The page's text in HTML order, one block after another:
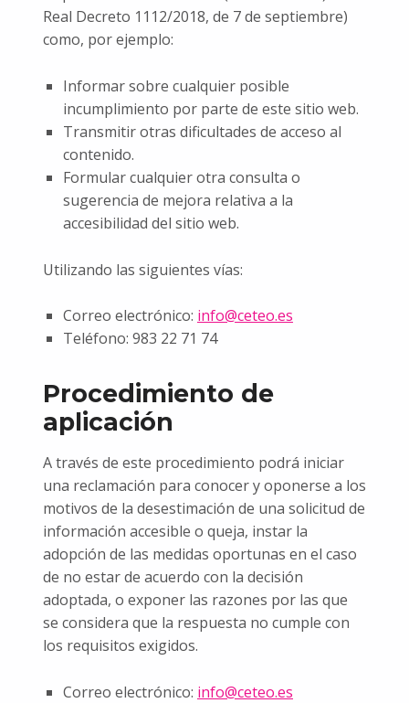
Real Decreto 1112/2018, de 7 de septiembre)
como, por ejemplo:
Informar sobre cualquier posible
incumplimiento por parte de este sitio web.
Transmitir otras dificultades de acceso al
contenido.
Formular cualquier otra consulta o
sugerencia de mejora relativa a la
accesibilidad del sitio web.
Utilizando las siguientes vías:
Correo electrónico: info@ceteo.es
Teléfono: 983 22 71 74
Procedimiento de
aplicación
A través de este procedimiento podrá iniciar
una reclamación para conocer y oponerse a los
motivos de la desestimación de una solicitud de
información accesible o queja, instar la
adopción de las medidas oportunas en el caso
de no estar de acuerdo con la decisión
adoptada, o exponer las razones por las que
se considera que la respuesta no cumple con
los requisitos exigidos.
Correo electrónico: info@ceteo.es